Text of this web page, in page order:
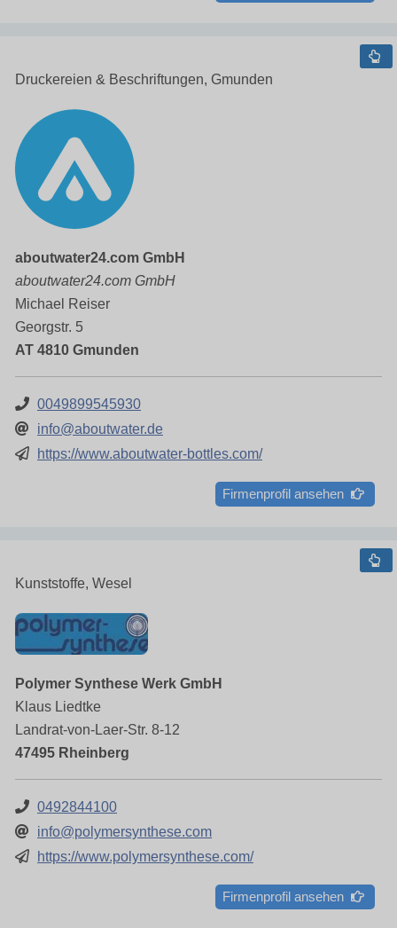
Druckereien & Beschriftungen, Gmunden
aboutwater24.com GmbH
aboutwater24.com GmbH
Michael Reiser
Georgstr. 5
AT 4810 Gmunden
0049899545930
info@aboutwater.de
https://www.aboutwater-bottles.com/
Firmenprofil ansehen
Kunststoffe, Wesel
Polymer Synthese Werk GmbH
Klaus Liedtke
Landrat-von-Laer-Str. 8-12
47495 Rheinberg
0492844100
info@polymersynthese.com
https://www.polymersynthese.com/
Firmenprofil ansehen